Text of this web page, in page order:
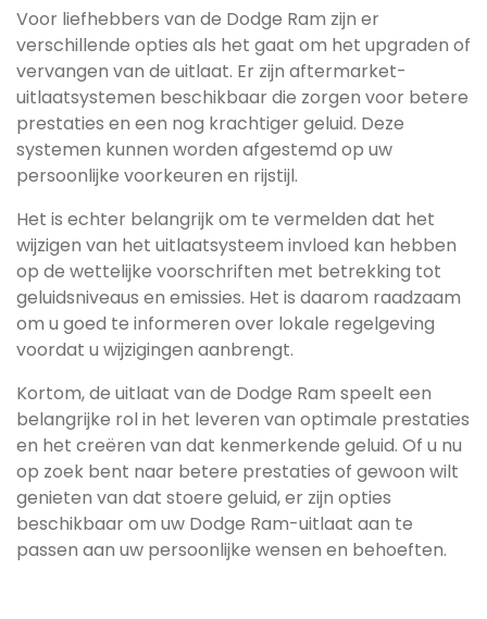
Voor liefhebbers van de Dodge Ram zijn er
verschillende opties als het gaat om het upgraden of
vervangen van de uitlaat. Er zijn aftermarket-
uitlaatsystemen beschikbaar die zorgen voor betere
prestaties en een nog krachtiger geluid. Deze
systemen kunnen worden afgestemd op uw
persoonlijke voorkeuren en rijstijl.
Het is echter belangrijk om te vermelden dat het
wijzigen van het uitlaatsysteem invloed kan hebben
op de wettelijke voorschriften met betrekking tot
geluidsniveaus en emissies. Het is daarom raadzaam
om u goed te informeren over lokale regelgeving
voordat u wijzigingen aanbrengt.
Kortom, de uitlaat van de Dodge Ram speelt een
belangrijke rol in het leveren van optimale prestaties
en het creëren van dat kenmerkende geluid. Of u nu
op zoek bent naar betere prestaties of gewoon wilt
genieten van dat stoere geluid, er zijn opties
beschikbaar om uw Dodge Ram-uitlaat aan te
passen aan uw persoonlijke wensen en behoeften.